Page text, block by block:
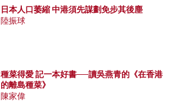
日本人口萎縮 中港須先謀劃免步其後塵
陸振球
種菜得愛 記一本好書──讀吳燕青的《在香港
的離島種菜》
陳家偉